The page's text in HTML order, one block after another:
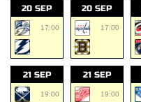
20 SEP
17:00
20 SEP
17:00
21 SEP
19:00
21 SEP
19:00